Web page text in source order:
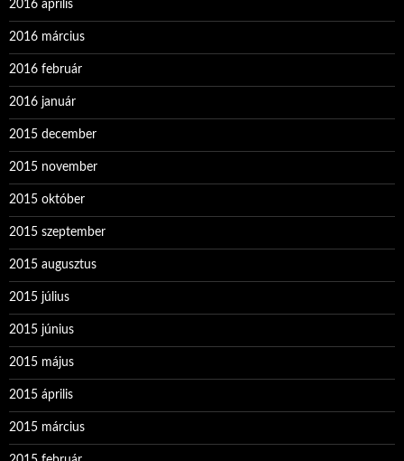
2016 április
2016 március
2016 február
2016 január
2015 december
2015 november
2015 október
2015 szeptember
2015 augusztus
2015 július
2015 június
2015 május
2015 április
2015 március